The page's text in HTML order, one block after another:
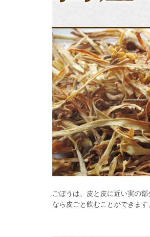
ごぼうは、皮と皮に近い実の
なら皮ごと飲むことができま